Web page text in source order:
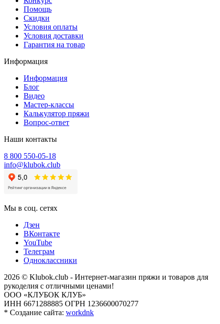
Помощь
Скидки
Условия оплаты
Условия доставки
Гарантия на товар
Информация
Информация
Блог
Видео
Мастер-классы
Калькулятор пряжи
Вопрос-ответ
Наши контакты
8 800 550-05-18
info@klubok.club
Мы в соц. сетях
Дзен
ВКонтакте
YouTube
Телеграм
Одноклассники
2026 © Klubok.club - Интернет-магазин пряжи и товаров для
рукоделия с отличными ценами!
ООО «КЛУБОК КЛУБ»
ИНН 6671288885 ОГРН 1236600070277
* Создание сайта: workdnk